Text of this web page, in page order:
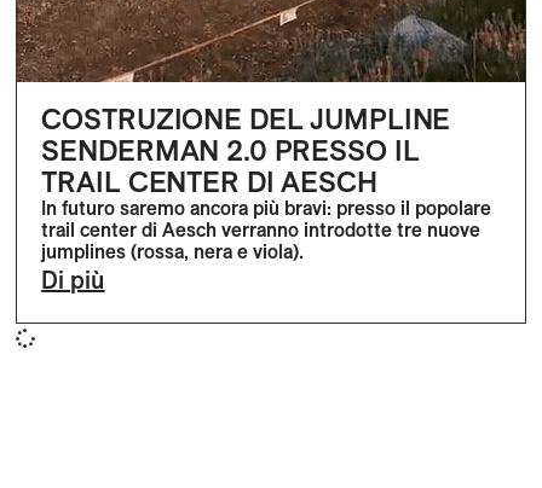
COSTRUZIONE DEL JUMPLINE
SENDERMAN 2.0 PRESSO IL
TRAIL CENTER DI AESCH
In futuro saremo ancora più bravi: presso il popolare
trail center di Aesch verranno introdotte tre nuove
jumplines (rossa, nera e viola).
Di più